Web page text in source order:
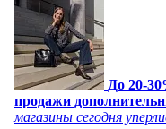
До 20-
продажи
магазины сегодня